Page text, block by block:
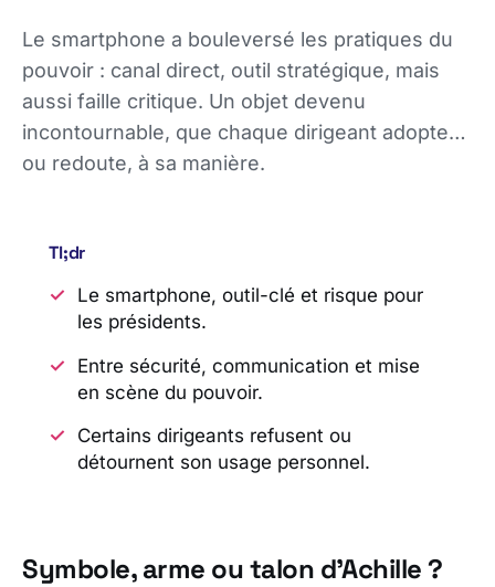
Le smartphone a bouleversé les pratiques du
pouvoir : canal direct, outil stratégique, mais
aussi faille critique. Un objet devenu
incontournable, que chaque dirigeant adopte…
ou redoute, à sa manière.
Tl;dr
Le smartphone, outil-clé et risque pour
les présidents.
Entre sécurité, communication et mise
en scène du pouvoir.
Certains dirigeants refusent ou
détournent son usage personnel.
Symbole, arme ou talon d’Achille ?